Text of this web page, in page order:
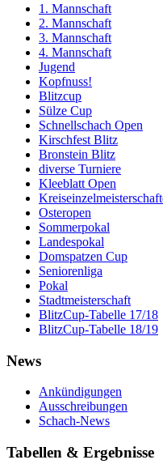
1. Mannschaft
2. Mannschaft
3. Mannschaft
4. Mannschaft
Jugend
Kopfnuss!
Blitzcup
Sülze Cup
Schnellschach Open
Kirschfest Blitz
Bronstein Blitz
diverse Turniere
Kleeblatt Open
Osteropen
Sommerpokal
Landespokal
Domspatzen Cup
Seniorenliga
Pokal
Stadtmeisterschaft
BlitzCup-Tabelle 17/18
BlitzCup-Tabelle 18/19
News
Ankündigungen
Ausschreibungen
Schach-News
Tabellen & Ergebnisse